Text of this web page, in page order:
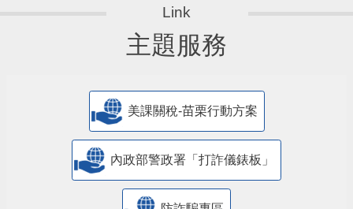
主題服務
美課關稅-苗栗行動方案
內政部警政署「打詐儀錶板」
防詐騙專區